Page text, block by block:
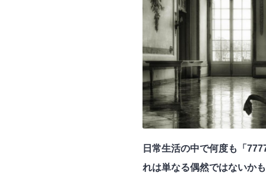
日常生活の中で何度も「
れは単なる偶然ではないか